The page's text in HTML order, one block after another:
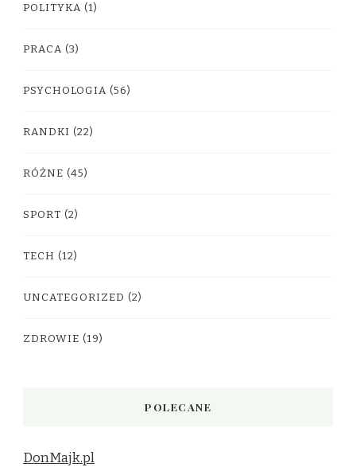
POLITYKA (1)
PRACA (3)
PSYCHOLOGIA (56)
RANDKI (22)
RÓŻNE (45)
SPORT (2)
TECH (12)
UNCATEGORIZED (2)
ZDROWIE (19)
POLECANE
DonMajk.pl